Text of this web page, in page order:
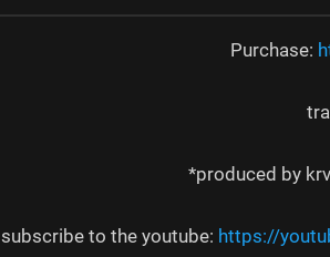
Purchase:
produced by
subscribe to the youtube: https://